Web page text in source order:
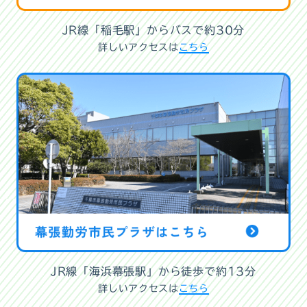
JR線「稲毛駅」からバスで約30分
詳しいアクセスはこちら
JR線「海浜幕張駅」から徒歩で約13分
詳しいアクセスはこちら